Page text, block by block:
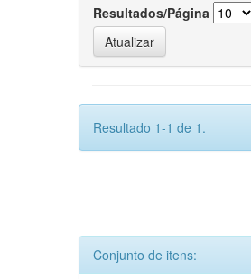
Resultados/Página
Resultado 1-1 de 1.
Conjunto de itens: